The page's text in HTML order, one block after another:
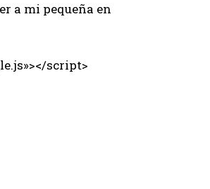
a mi pequeña en
script>